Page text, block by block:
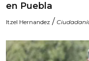
en Puebla
Itzel Hernandez /